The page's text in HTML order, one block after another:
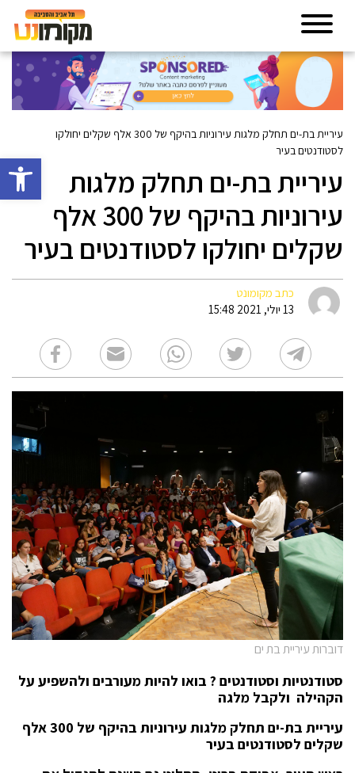
פתח
עיריית בת-ים תחלק מלגות עירוניות בהיקף של 300 אלף שקלים יחולקו
לסטודנטים בעיר
עיריית בת-ים תחלק מלגות
עירוניות בהיקף של 300 אלף
שקלים יחולקו לסטודנטים בעיר
כתב מקומונט
13 יולי, 2021 15:48
דוברות עיריית בת ים
סטודנטיות וסטודנטים ? בואו להיות מעורבים ולהשפיע על
הקהילה ולקבל מלגה
עיריית בת-ים תחלק מלגות עירוניות בהיקף של 300 אלף
שקלים לסטודנטים בעיר